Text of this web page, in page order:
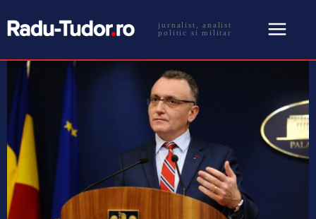
jurnalist, analist
politic si militar